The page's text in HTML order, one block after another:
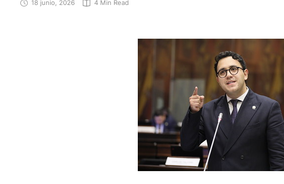
18 junio, 2026 4 Min Read